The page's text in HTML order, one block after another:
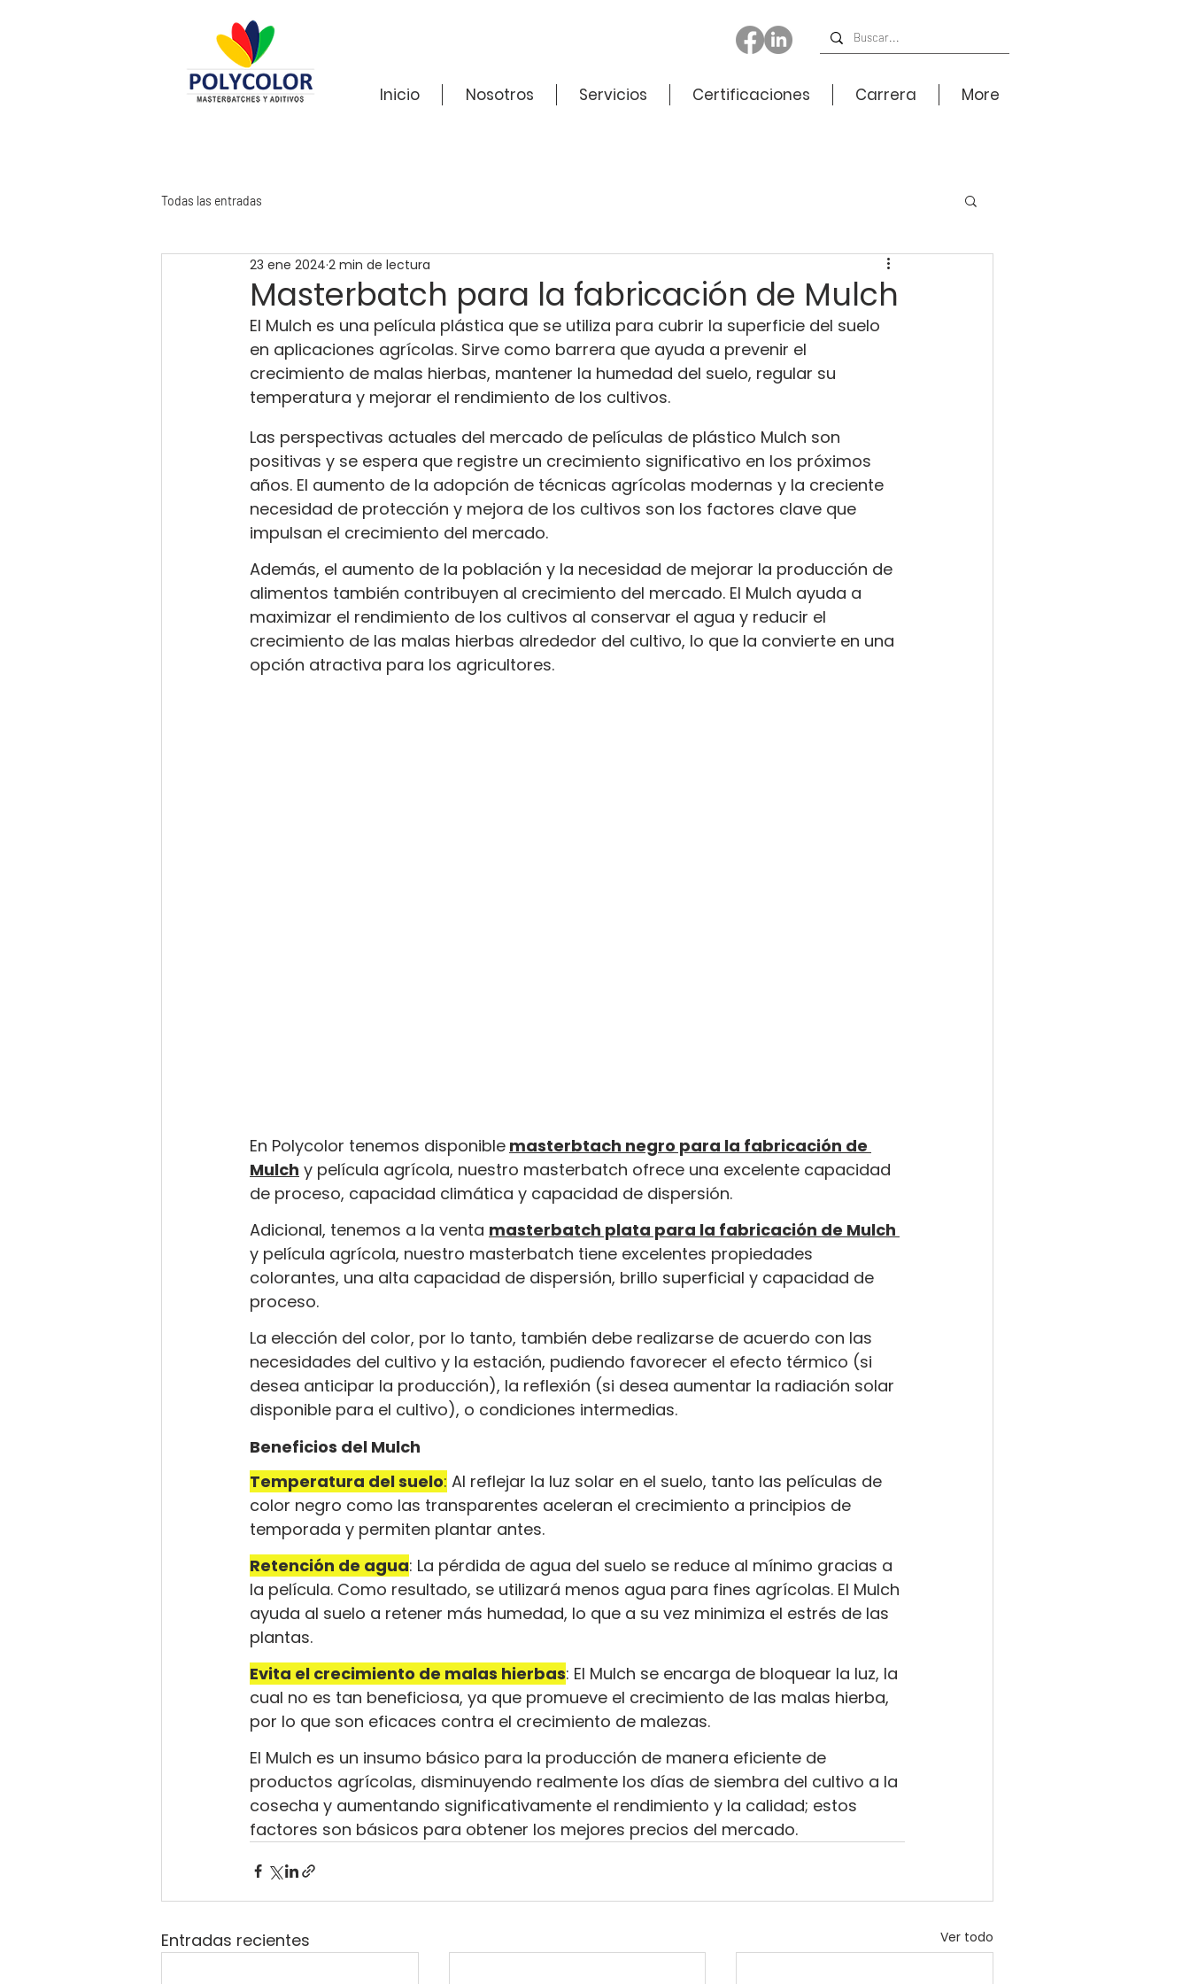
Inicio Nosotros Servicios Certificaciones Carrera More
Todas las entradas
Masterbatch para la fabricación de Mulch
23 ene 2024 2 min de lectura
El Mulch es una película plástica que se utiliza para cubrir la superficie del suelo
en aplicaciones agrícolas. Sirve como barrera que ayuda a prevenir el
crecimiento de malas hierbas, mantener la humedad del suelo, regular su
temperatura y mejorar el rendimiento de los cultivos.
Las perspectivas actuales del mercado de películas de plástico Mulch son
positivas y se espera que registre un crecimiento significativo en los próximos
años. El aumento de la adopción de técnicas agrícolas modernas y la creciente
necesidad de protección y mejora de los cultivos son los factores clave que
impulsan el crecimiento del mercado.
Además, el aumento de la población y la necesidad de mejorar la producción de
alimentos también contribuyen al crecimiento del mercado. El Mulch ayuda a
maximizar el rendimiento de los cultivos al conservar el agua y reducir el
crecimiento de las malas hierbas alrededor del cultivo, lo que la convierte en una
opción atractiva para los agricultores.
En Polycolor tenemos disponible masterbtach negro para la fabricación de
Mulch y película agrícola, nuestro masterbatch ofrece una excelente capacidad
de proceso, capacidad climática y capacidad de dispersión.
Adicional, tenemos a la venta masterbatch plata para la fabricación de Mulch
y película agrícola, nuestro masterbatch tiene excelentes propiedades
colorantes, una alta capacidad de dispersión, brillo superficial y capacidad de
proceso.
La elección del color, por lo tanto, también debe realizarse de acuerdo con las
necesidades del cultivo y la estación, pudiendo favorecer el efecto térmico (si
desea anticipar la producción), la reflexión (si desea aumentar la radiación solar
disponible para el cultivo), o condiciones intermedias.
Beneficios del Mulch
Temperatura del suelo: Al reflejar la luz solar en el suelo, tanto las películas de
color negro como las transparentes aceleran el crecimiento a principios de
temporada y permiten plantar antes.
Retención de agua: La pérdida de agua del suelo se reduce al mínimo gracias a
la película. Como resultado, se utilizará menos agua para fines agrícolas. El Mulch
ayuda al suelo a retener más humedad, lo que a su vez minimiza el estrés de las
plantas.
Evita el crecimiento de malas hierbas: El Mulch se encarga de bloquear la luz, la
cual no es tan beneficiosa, ya que promueve el crecimiento de las malas hierba,
por lo que son eficaces contra el crecimiento de malezas.
El Mulch es un insumo básico para la producción de manera eficiente de
productos agrícolas, disminuyendo realmente los días de siembra del cultivo a la
cosecha y aumentando significativamente el rendimiento y la calidad; estos
factores son básicos para obtener los mejores precios del mercado.
Entradas recientes Ver todo